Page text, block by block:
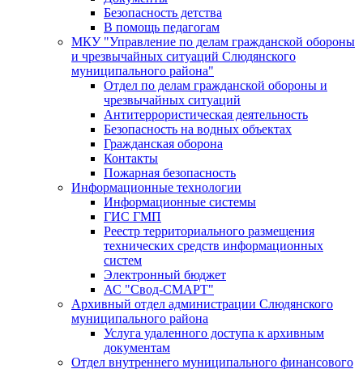
Безопасность детства
В помощь педагогам
МКУ "Управление по делам гражданской обороны
и чрезвычайных ситуаций Слюдянского
муниципального района"
Отдел по делам гражданской обороны и
чрезвычайных ситуаций
Антитеррористическая деятельность
Безопасность на водных объектах
Гражданская оборона
Контакты
Пожарная безопасность
Информационные технологии
Информационные системы
ГИС ГМП
Реестр территориального размещения
технических средств информационных
систем
Электронный бюджет
АС "Свод-СМАРТ"
Архивный отдел администрации Слюдянского
муниципального района
Услуга удаленного доступа к архивным
документам
Отдел внутреннего муниципального финансового